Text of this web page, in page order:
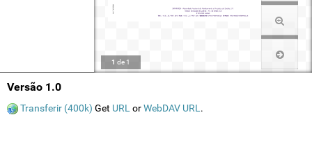
1 de 1
Versão 1.0
Transferir (400k) Get URL orWebDAV URL .